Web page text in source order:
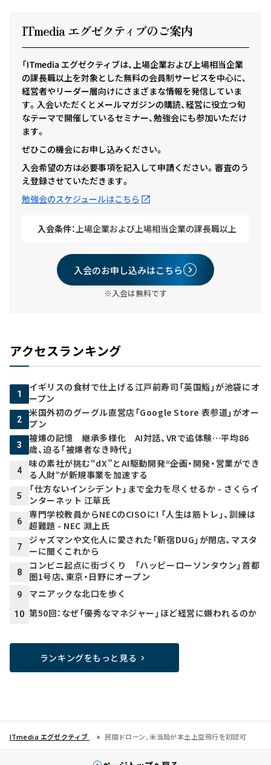
ITmedia エグゼクティ ブのご案内
「ITmedia エグゼクティブは、上場企業および上場相当企業
の課長職以上を対象とした無料の会員制サービスを中心に、
経営者やリーダー層向けにさまざまな情報を発信していま
す。入会いただくとメールマガジンの購読、経営に役立つ旬
なテーマで開催しているセミナー、勉強会にも参加いただけ
ます。
ぜひこの機会にお申し込みください。
入会希望の方は必要事項を記入して申請ください。審査のう
え登録させていただきます。
勉強会のスケジュールはこちら
入会条件：上場企業および上場相当企業の課長職以上
入会のお申し込みはこちら
※入会は無料です
アクセスランキング
1
イギリスの食材で仕上げる江戸前寿司「英国鮨」が池袋にオ
ープン
2
米国外初のグーグル直営店「Google Store 表参道」がオー
プン
3
被爆の記憶 継承多様化 AI対話、VRで追体験…平均86
歳、迫る「被爆者なき時代」
4
味の素社が挑む“dX”とAI駆動開発――“企画・開発・営業ができ
る人財”が新規事業を加速する
5
「仕方ないインシデント」まで全力を尽くせるか - さくらイ
ンターネット 江草氏
6
専門学校教員からNECのCISOに! 「人生は筋トレ」、訓練は
超難題 - NEC 淵上氏
7
ジャズマンや文化人に愛された「新宿DUG」が閉店、マスタ
ーに聞くこれから
8
コンビニ起点に街づくり 「ハッピーローソンタウン」首都
圏1号店、東京・日野にオープン
9 マニアックな北口を歩く
10 第50回：なぜ「優秀なマネジャー」ほど経営に嫌われるのか
ランキングをもっと見る
ITmedia エグゼクティブ 民間ドローン、米当局が本土上空飛行を初認可